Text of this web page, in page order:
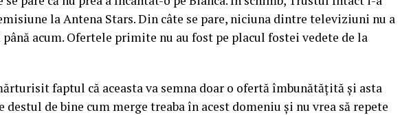
la Antena Stars. Din câte se pare, niciuna dintre televiziuni nu a
până acum. Ofertele primite nu au fost pe placul fostei vedete de la
faptul că aceasta va semna doar o ofertă îmbunătăţită şi asta
destul de bine cum merge treaba în acest domeniu şi nu vrea să repete